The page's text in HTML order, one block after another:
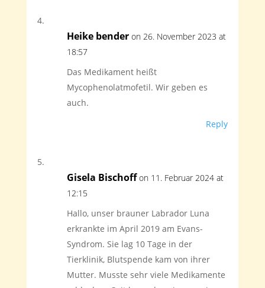
Heike bender on 26. November 2023 at
18:57
Das Medikament heißt
Mycophenolatmofetil. Wir geben es
auch.
Reply
Gisela Bischoff on 11. Februar 2024 at
12:15
Hallo, unser brauner Labrador Luna
erkrankte im April 2019 am Evans-
Syndrom. Sie lag 10 Tage in der
Tierklinik, Blutspende kam von ihrer
Mutter. Musste sehr viele Medikamente